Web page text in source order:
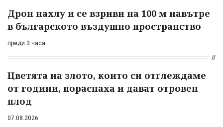
Дрон нахлу и се взриви на 100 м навътре
в българското въздушно пространство
преди 3 часа
Цветята на злото, които си отглеждаме
от години, пораснаха и дават отровен
плод
07.08.2026